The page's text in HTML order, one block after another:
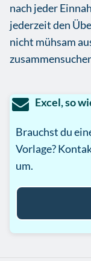
nach jeder
jederzeit den
nicht mühsam
Excel, so
Brauchst du
Vorlage?
um.